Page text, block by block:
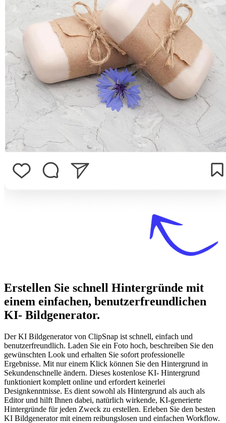
Erstellen Sie schnell Hintergründe mit
einem einfachen, benutzerfreundlichen
KI- Bildgenerator.
Der KI Bildgenerator von ClipSnap ist schnell, einfach und
benutzerfreundlich. Laden Sie ein Foto hoch, beschreiben Sie den
gewünschten Look und erhalten Sie sofort professionelle
Ergebnisse. Mit nur einem Klick können Sie den Hintergrund in
Sekundenschnelle ändern. Dieses kostenlose KI- Hintergrund
funktioniert komplett online und erfordert keinerlei
Designkenntnisse. Es dient sowohl als Hintergrund als auch als
Editor und hilft Ihnen dabei, natürlich wirkende, KI-generierte
Hintergründe für jeden Zweck zu erstellen. Erleben Sie den besten
KI Bildgenerator mit einem reibungslosen und einfachen Workflow.